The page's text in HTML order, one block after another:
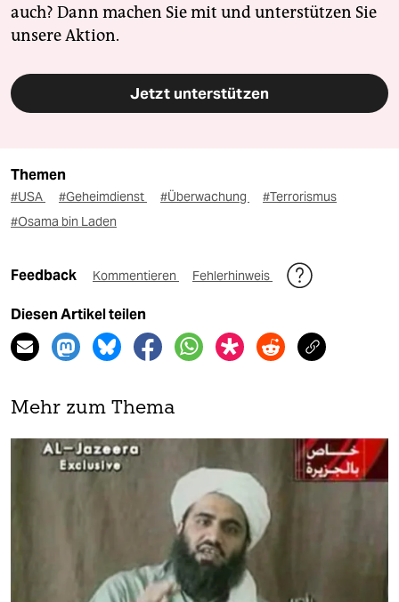
auch? Dann machen Sie mit und unterstützen Sie
unsere Aktion.
Jetzt unterstützen
Themen
#USA #Geheimdienst #Überwachung
#Terrorismus
#Osama bin Laden
Feedback Kommentieren Fehlerhinweis
Diesen Artikel teilen
Mehr zum Thema